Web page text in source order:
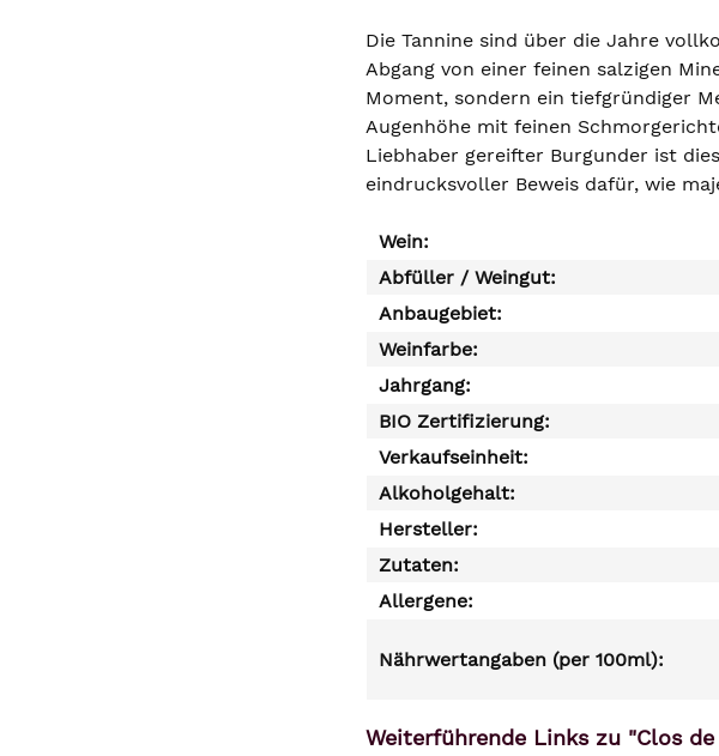
Die Tannine sind über die Jahre
Abgang von einer feinen salzigen
Moment, sondern ein tiefgründiger
Augenhöhe mit feinen
Liebhaber gereifter Burgunder ist
eindrucksvoller Beweis dafür, wie
Wein:
Abfüller / Weingut:
Anbaugebiet:
Weinfarbe:
Jahrgang:
BIO Zertifizierung:
Verkaufseinheit:
Alkoholgehalt:
Hersteller:
Zutaten:
Allergene:
Nährwertangaben (per 100ml):
Weiterführende Links zu "Clos